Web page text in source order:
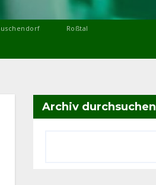
Roßtal
Archiv durchsuchen